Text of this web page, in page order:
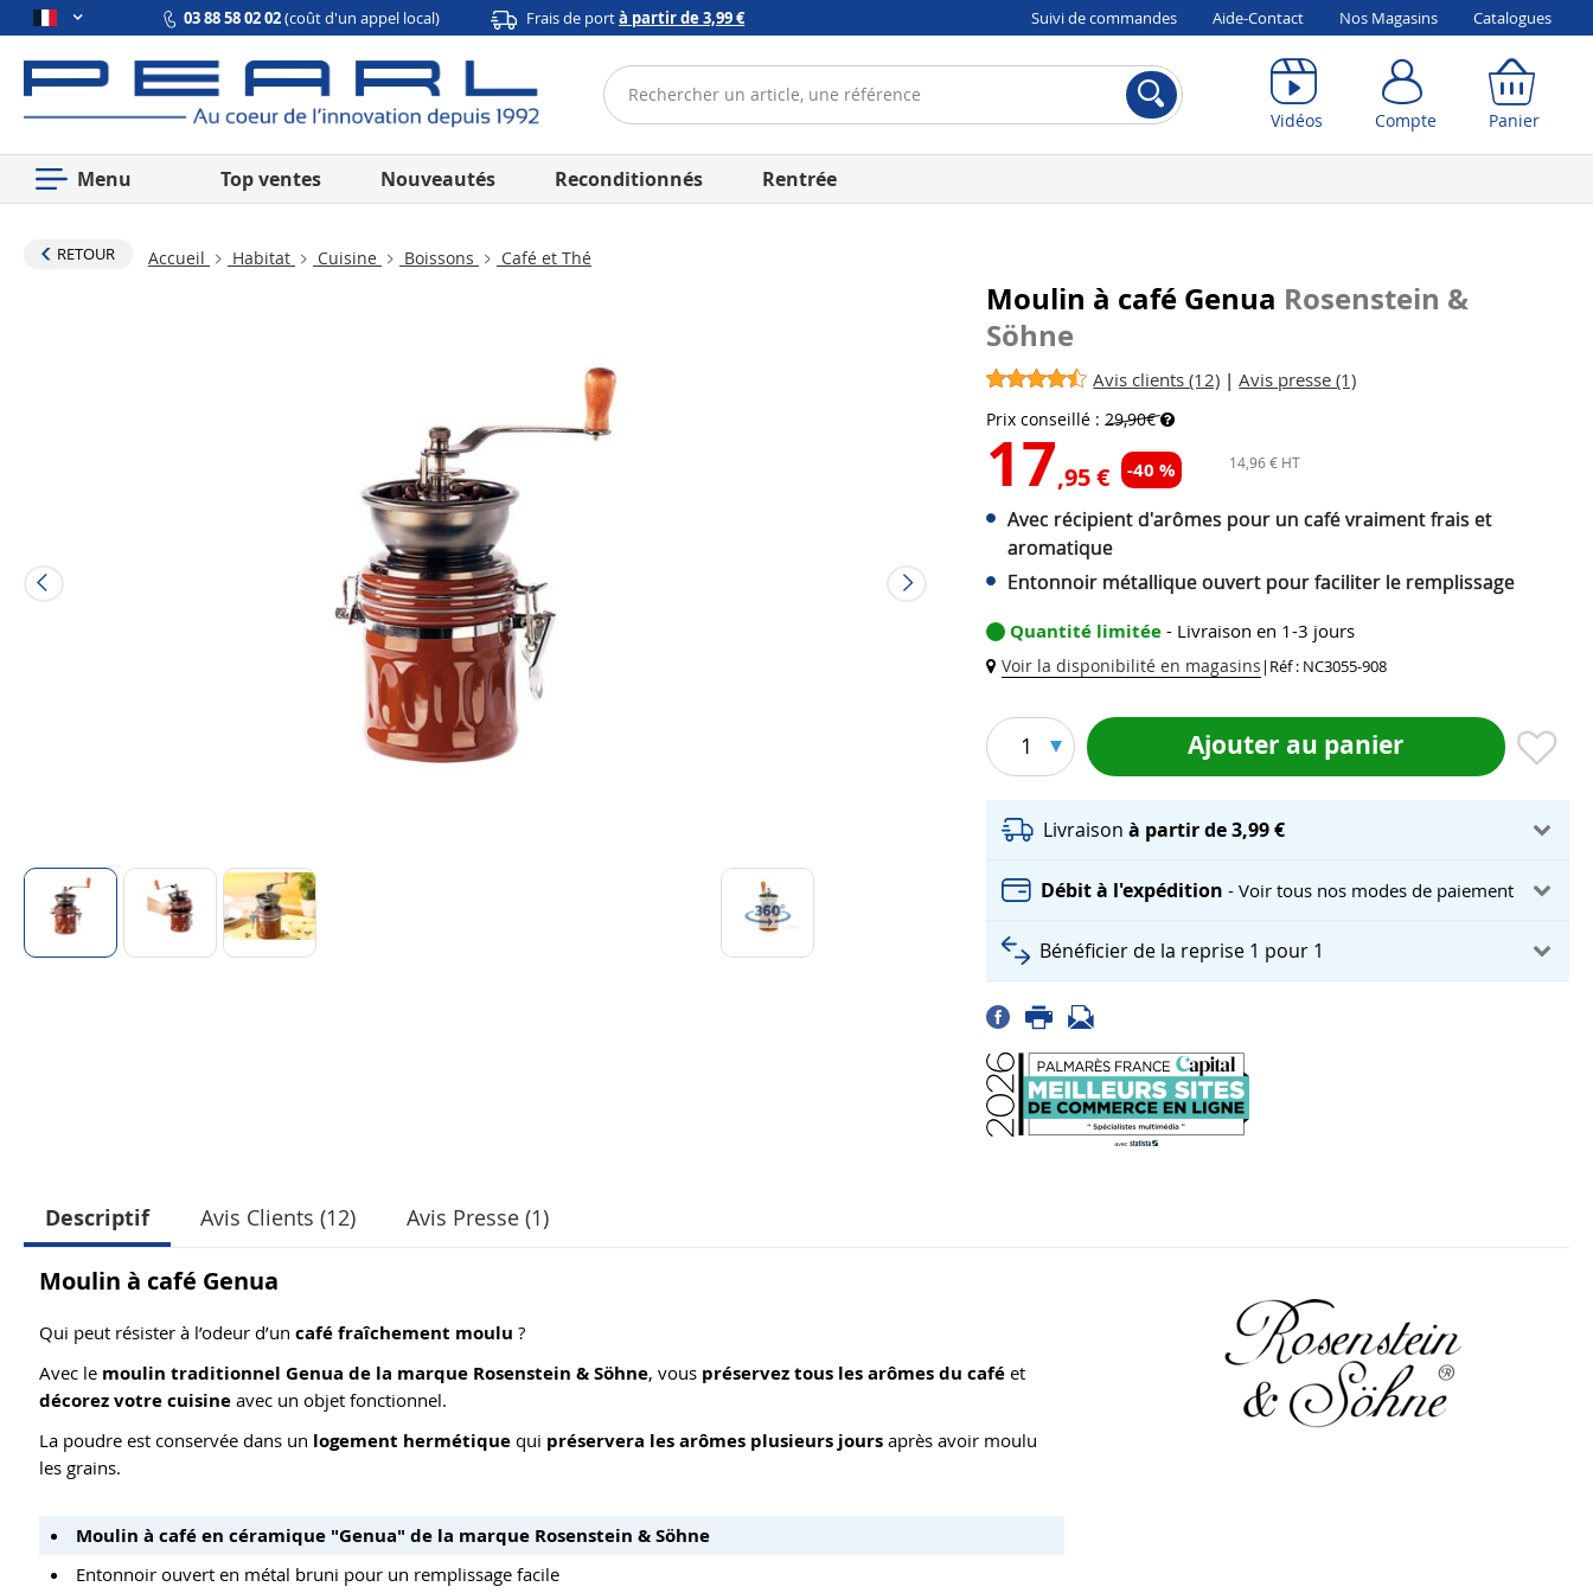
03 88 58 02 02(coût d'un appel local) Frais de portà partir de 3,99 € Suivi de commandes Aide-Contact Nos Magasins Catalogues
Vidéos Compte Panier
Menu Top ventes Nouveautés Reconditionnés Rentrée
RETOUR Accueil Habitat Cuisine Boissons Café et Thé
Moulin à café Genua Rosenstein &
Söhne
Avis clients (12) |Avis presse (1)
Prix conseillé : 29,90€
17,95 € -40 % 14,96 € HT
Avec récipient d'arômes pour un café vraiment frais et
aromatique
Entonnoir métallique ouvert pour faciliter le remplissage
Quantité limitée - Livraison en 1-3 jours
Voir la disponibilité en magasins | Réf : NC3055-908
1 Ajouter au panier
Livraisonà partir de 3,99 €
Débit à l'expédition- Voir tous nos modes de paiement
Bénéficier de la reprise 1 pour 1
Descriptif Avis Clients (12) Avis Presse (1)
Moulin à café Genua
Qui peut résister à l’odeur d’un café fraîchement moulu ?
Avec le moulin traditionnel Genua de la marque Rosenstein & Söhne, vous préservez tous les arômes du café et
décorez votre cuisine avec un objet fonctionnel.
La poudre est conservée dans un logement hermétique qui préservera les arômes plusieurs jours après avoir moulu
les grains.
Moulin à café en céramique "Genua" de la marque Rosenstein & Söhne
Entonnoir ouvert en métal bruni pour un remplissage facile
Compte Panier